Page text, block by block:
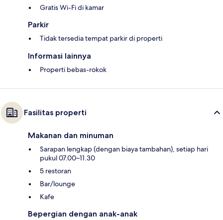
Gratis Wi-Fi di kamar
Parkir
Tidak tersedia tempat parkir di properti
Informasi lainnya
Properti bebas-rokok
Fasilitas properti
Makanan dan minuman
Sarapan lengkap (dengan biaya tambahan), setiap hari
pukul 07.00–11.30
5 restoran
Bar/lounge
Kafe
Bepergian dengan anak-anak